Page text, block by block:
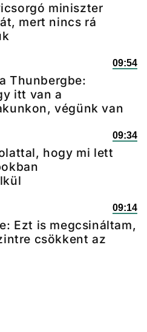
miniszter
mert nincs rá
09:54
Thunbergbe:
itt van a
végünk van
09:34
hogy mi lett
09:14
Ezt is megcsináltam,
csökkent az